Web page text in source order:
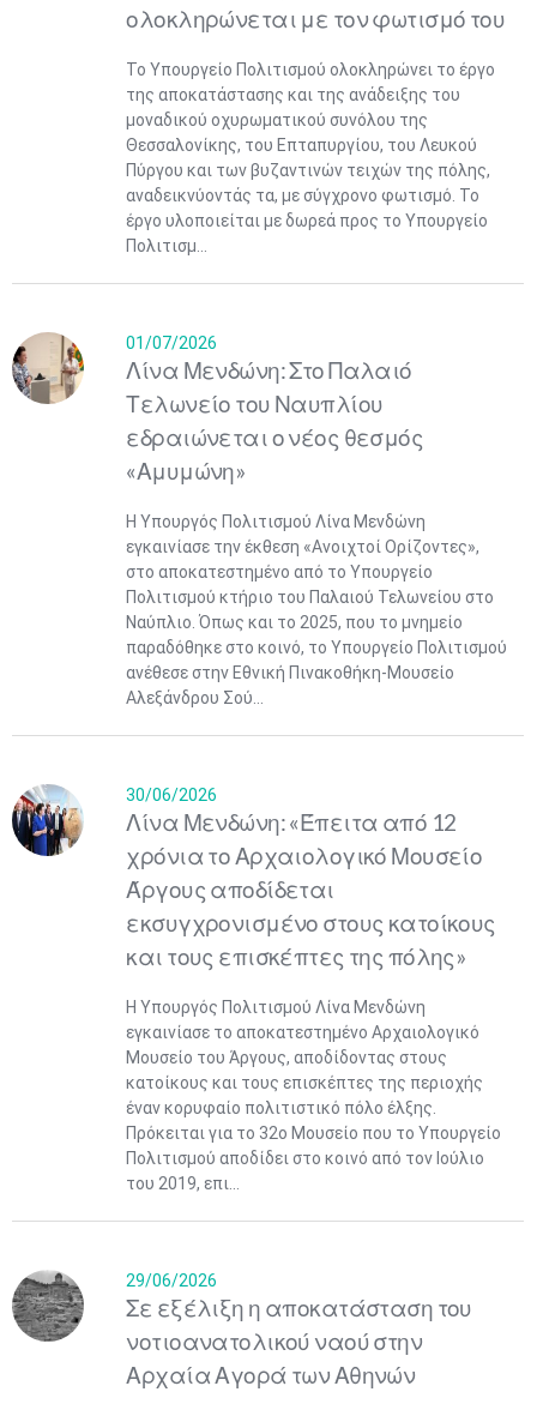
ολοκληρώνεται με τον φωτισμό του
Το Υπουργείο Πολιτισμού ολοκληρώνει το έργο
της αποκατάστασης και της ανάδειξης του
μοναδικού οχυρωματικού συνόλου της
Θεσσαλονίκης, του Επταπυργίου, του Λευκού
Πύργου και των βυζαντινών τειχών της πόλης,
αναδεικνύοντάς τα, με σύγχρονο φωτισμό. Το
έργο υλοποιείται με δωρεά προς το Υπουργείο
Πολιτισμ...
01/07/2026
Λίνα Μενδώνη: Στο Παλαιό
Τελωνείο του Ναυπλίου
εδραιώνεται ο νέος θεσμός
«Αμυμώνη»
Η Υπουργός Πολιτισμού Λίνα Μενδώνη
εγκαινίασε την έκθεση «Ανοιχτοί Ορίζοντες»,
στο αποκατεστημένο από το Υπουργείο
Πολιτισμού κτήριο του Παλαιού Τελωνείου στο
Ναύπλιο. Όπως και το 2025, που το μνημείο
παραδόθηκε στο κοινό, το Υπουργείο Πολιτισμού
ανέθεσε στην Εθνική Πινακοθήκη-Μουσείο
Αλεξάνδρου Σού...
30/06/2026
Λίνα Μενδώνη: «Έπειτα από 12
χρόνια το Αρχαιολογικό Μουσείο
Άργους αποδίδεται
εκσυγχρονισμένο στους κατοίκους
και τους επισκέπτες της πόλης»
Η Υπουργός Πολιτισμού Λίνα Μενδώνη
εγκαινίασε το αποκατεστημένο Αρχαιολογικό
Μουσείο του Άργους, αποδίδοντας στους
κατοίκους και τους επισκέπτες της περιοχής
έναν κορυφαίο πολιτιστικό πόλο έλξης.
Πρόκειται για το 32ο Μουσείο που το Υπουργείο
Πολιτισμού αποδίδει στο κοινό από τον Ιούλιο
του 2019, επι...
29/06/2026
Σε εξέλιξη η αποκατάσταση του
νοτιοανατολικού ναού στην
Αρχαία Αγορά των Αθηνών